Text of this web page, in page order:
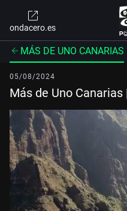
ondacero.es
MÁS DE UNO CANARIAS
05/08/2024
Más de Uno